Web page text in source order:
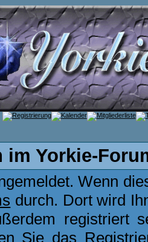
im Yorkie-
Wenn
durch. Dort wird
registriert
Sie das